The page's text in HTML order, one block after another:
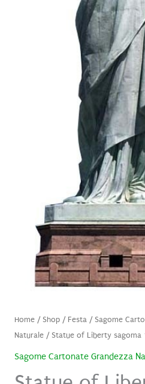
Home/ Shop/ Festa/ Sagome
Naturale/ Statue of Liberty sagoma
Sagome Cartonate Grandezza